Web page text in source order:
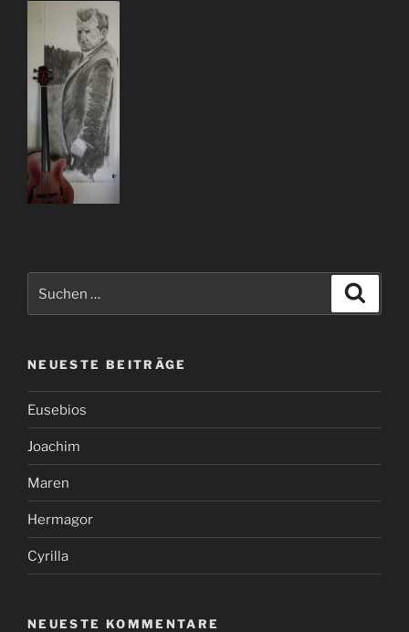
NEUESTE BEITRÄGE
Eusebios
Joachim
Maren
Hermagor
Cyrilla
NEUESTE KOMMENTARE